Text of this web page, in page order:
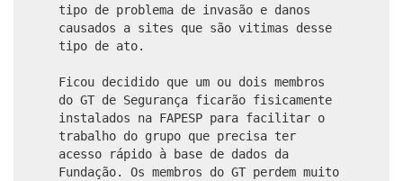
tipo de problema de invasão e danos
causados a sites que são vitimas desse
tipo de ato.
Ficou decidido que um ou dois membros
do GT de Segurança ficarão fisicamente
instalados na FAPESP para facilitar o
trabalho do grupo que precisa ter
acesso rápido à base de dados da
Fundação. Os membros do GT perdem muito